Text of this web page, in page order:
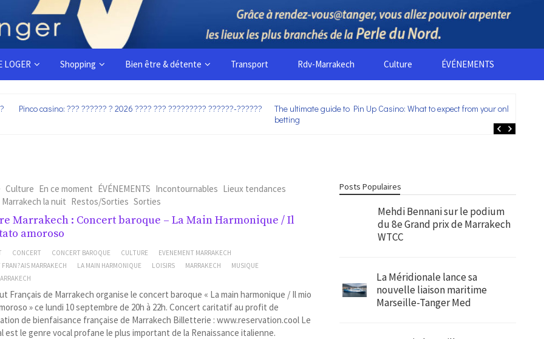
LOGER Shopping Bien être & détente Transport Rdv-Marrakech Culture ÉVÉNEMENTS
Pinco casino: ??? ?????? ? 2026 ???? ??? ????????? ??????-??????
The ultimate guide to Pin Up Casino: What to expect from your online
betting
Culture En ce moment ÉVÉNEMENTS Incontournables Lieux tendances
Marrakech la nuit Restos/Sorties Sorties
Marrakech : Concert baroque – La Main Harmonique / Il
amoroso
CONCERT CONCERT BAROQUE CULTURE
EVENEMENT MARRAKECH
MARRAKECH
LA MAIN HARMONIQUE LOISIRS MARRAKECH
MUSIQUE
Français de Marrakech organise le concert baroque « La main harmonique / Il mio
» ce lundi 10 septembre de 20h à 22h. Concert caritatif au profit de
de bienfaisance française de Marrakech Billetterie : www.reservation.cool Le
est le genre vocal profane le plus important de la Renaissance italienne.
Posts Populaires
Mehdi Bennani sur le podium
du 8e Grand prix de Marrakech
WTCC
La Méridionale lance sa
nouvelle liaison maritime
Marseille-Tanger Med